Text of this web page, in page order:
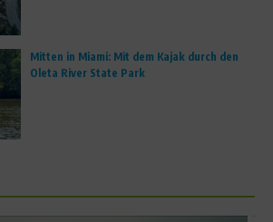
Mitten in Miami: Mit dem Kajak durch den
Oleta River State Park